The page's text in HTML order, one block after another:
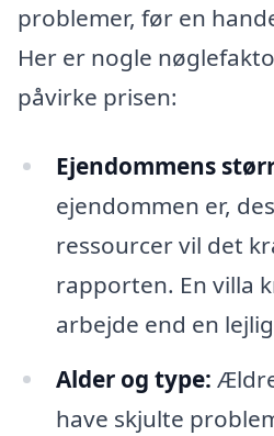
problemer, før en
Her er nogle
påvirke prisen:
Ejendommens
ejendommen er,
ressourcer vil det
rapporten. En villa
arbejde end en
Alder og type:
have skjulte